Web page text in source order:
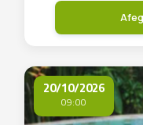
20/10/2026
09:00